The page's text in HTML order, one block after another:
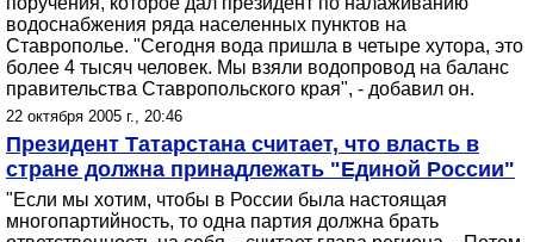
водоснабжения ряда населенных пунктов на
Ставрополье. "Сегодня вода пришла в четыре хутора, это
более 4 тысяч человек. Мы взяли водопровод на баланс
правительства Ставропольского края", - добавил он.
22 октября 2005 г., 20:46
Президент Татарстана считает, что власть в
стране должна принадлежать "Единой России"
"Если мы хотим, чтобы в России была настоящая
многопартийность, то одна партия должна брать